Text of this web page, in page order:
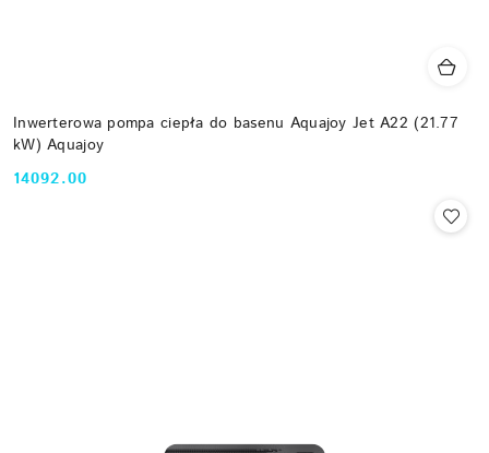
Inwerterowa pompa ciepła do basenu Aquajoy Jet A22 (21.77
kW) Aquajoy
Cena:
14092.00